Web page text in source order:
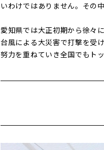
いわけではありません。その
愛知県では大正初期から徐々
台風による大災害で打撃を受
努力を重ねていき全国でもト